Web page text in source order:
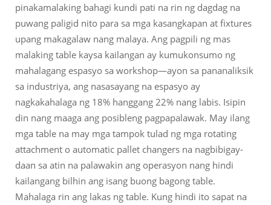
pinakamalaking bahagi kundi pati na rin ng dagdag na
puwang paligid nito para sa mga kasangkapan at fixtures
upang makagalaw nang malaya. Ang pagpili ng mas
malaking table kaysa kailangan ay kumukonsumo ng
mahalagang espasyo sa workshop—ayon sa pananaliksik
sa industriya, ang nasasayang na espasyo ay
nagkakahalaga ng 18% hanggang 22% nang labis. Isipin
din nang maaga ang posibleng pagpapalawak. May ilang
mga table na may mga tampok tulad ng mga rotating
attachment o automatic pallet changers na nagbibigay-
daan sa atin na palawakin ang operasyon nang hindi
kailangang bilhin ang isang buong bagong table.
Mahalaga rin ang lakas ng table. Kung hindi ito sapat na